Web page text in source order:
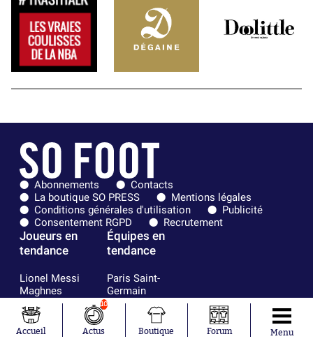
Abonnements
Contacts
La boutique SO PRESS
Mentions légales
Conditions générales d'utilisation
Publicité
Consentement RGPD
Recrutement
Joueurs en
tendance
Lionel Messi
Maghnes
Akliouche
Mohamed
Salah
Équipes en
tendance
Paris Saint-
Germain
Real Madrid
Olympique de
Marseille
FIFA
Accueil
10
Actus Boutique Forum Menu